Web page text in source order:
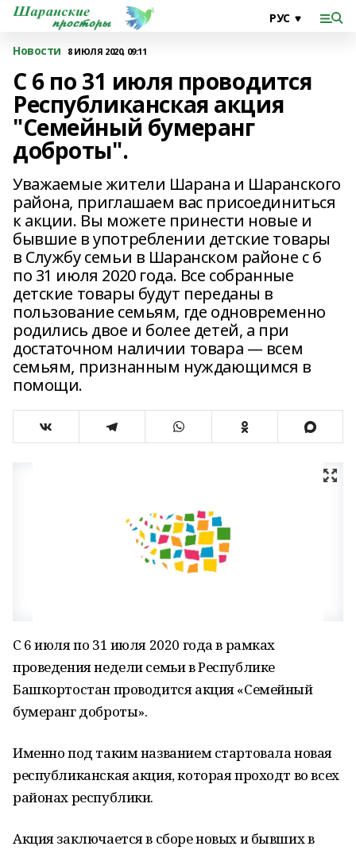
Новости 8 ИЮЛЯ 2020, 09:11
С 6 по 31 июля проводится
Республиканская акция
"Семейный бумеранг
доброты".
Уважаемые жители Шарана и Шаранского
района, приглашаем вас присоединиться
к акции. Вы можете принести новые и
бывшие в употреблении детские товары
в Службу семьи в Шаранском районе с 6
по 31 июля 2020 года. Все собранные
детские товары будут переданы в
пользование семьям, где одновременно
родились двое и более детей, а при
достаточном наличии товара — всем
семьям, признанным нуждающимся в
помощи.
С 6 июля по 31 июля 2020 года в рамках
проведения недели семьи в Республике
Башкортостан проводится акция «Семейный
бумеранг доброты».
Именно под таким названием стартовала новая
республиканская акция, которая проходт во всех
районах республики.
Акция заключается в сборе новых и бывших в